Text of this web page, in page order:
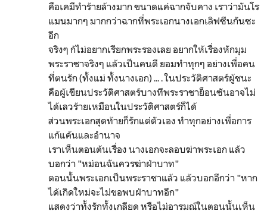
คือเคมีทำร้ายล้างมาก ขนาดแค่ฉากจับคาง เราว่ามันโร
แมนมากๆ มากกว่าฉากที่พระเอกนางเอกเลิฟซีนกันซะ
อีก
จริงๆ ก้ไม่อยากเรียกพระรองเลย อยากให้เรื่องหักมุม
พระราชาจริงๆ แล้วเป็นคนดี ยอมทำทุกๆ อย่างเพื่อคน
ที่ตนรัก (ทั้งแม่ ทั้งนางเอก) ... . ในประวัติศาสตร์ผู้ชนะ
คือผู้เขียนประวัติศาสตร์บางทีพระราชาย็อนซันอาจไม่
ได้เลวร้ายเหมือนในประวัติศาสตร์ก็ได้
ส่วนพระเอกสุดท้ายก็รักแต่ตัวเอง ทำทุกอย่างเพื่อการ
แก้แค้นและอำนาจ
เราเห็นตอนต้นเรื่อง นางเอกจะลอบฆ่าพระเอก แล้ว
บอกว่า "หม่อนฉันควรฆ่าฝ่าบาท"
ตอนนั้นพระเอกเป็นพระราชาแล้ว แล้วบอกอีกว่า "หาก
ได้เกิดใหม่จะไม่ขอพบฝ่าบาทอีก"
แสดงว่าทั้งรักทั้งเกลียด หรือไม่อารมณ์ในตอนนั้นเห็น